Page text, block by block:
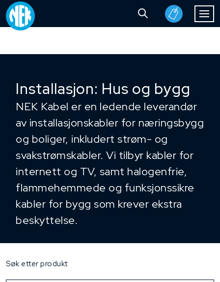
Installasjon: Hus og bygg
NEK Kabel er en ledende leverandør
av installasjonskabler for næringsbygg
og boliger, inkludert strøm- og
svakstrømskabler. Vi tilbyr kabler for
internett og TV, samt halogenfrie,
flammehemmede og funksjonssikre
kabler for bygg som krever ekstra
beskyttelse.
Søk etter produkt